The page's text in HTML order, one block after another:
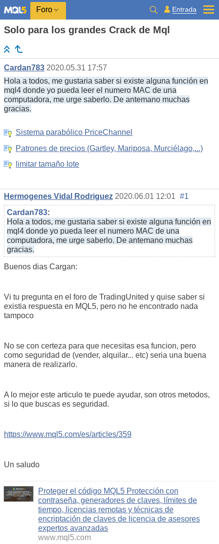
Foro Entrada
Solo para los grandes Crack de Mql
Cardan783 2020.05.31 17:57
Hola a todos, me gustaria saber si existe alguna función en
mql4 donde yo pueda leer el numero MAC de una
computadora, me urge saberlo. De antemano muchas
gracias.
Sistema parabólico PriceChannel
Patrones de precios (Gartley, Mariposa, Murciélago,...)
limitar tamaño lote
Hermogenes Vidal Rodriguez 2020.06.01 12:01 #1
Cardan783:
Hola a todos, me gustaria saber si existe alguna función en
mql4 donde yo pueda leer el numero MAC de una
computadora, me urge saberlo. De antemano muchas
gracias.
Buenos dias Cargan:
Vi tu pregunta en el foro de TradingUnited y quise saber si
existia respuesta en MQL5, pero no he encontrado nada
tampoco
No se con certeza para que necesitas esa funcion, pero
como seguridad de (vender, alquilar... etc) seria una buena
manera de realizarlo.
A lo mejor este articulo te puede ayudar, son otros metodos,
si lo que buscas es seguridad.
https://www.mql5.com/es/articles/359
Un saludo
Proteger el código MQL5 Protección con
contraseña, generadores de claves, límites de
tiempo, licencias remotas y técnicas de
encriptación de claves de licencia de asesores
expertos avanzadas
www.mql5.com